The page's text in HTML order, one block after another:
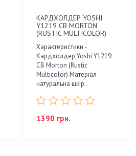
КАРДХОЛДЕР YOSHI
Y1219 CB MORTON
(RUSTIC MULTICOLOR)
Характеристики -
Кардхолдер Yoshi Y1219
CB Morton (Rustic
Multicolor) Матеріал
натуральна шкір..
1390 грн.